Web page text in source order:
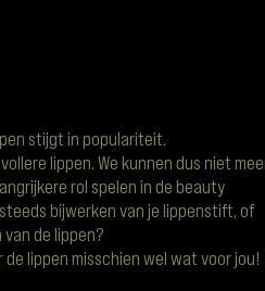
stijgt in populariteit.
lippen. We kunnen dus niet
rol spelen in de beauty
bijwerken van je lippenstift, of
de lippen?
lippen misschien wel wat voor jou!